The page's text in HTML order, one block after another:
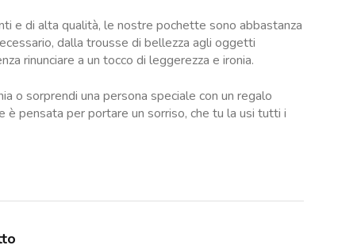
e di alta qualità, le nostre pochette sono abbastanza
dalla trousse di bellezza agli oggetti
rinunciare a un tocco di leggerezza e ironia.
o sorprendi una persona speciale con un regalo
è pensata per portare un sorriso, che tu la usi tutti i